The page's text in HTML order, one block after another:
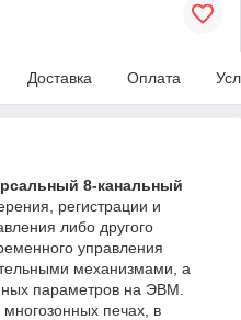
Доставка Оплата
8-канальный
регистрации и
либо другого
управления
механизмами, а
параметров на ЭВМ.
печах, в